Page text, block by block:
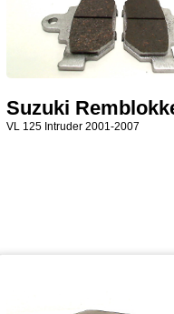
Suzuki
VL 125 Intruder 2001-2007